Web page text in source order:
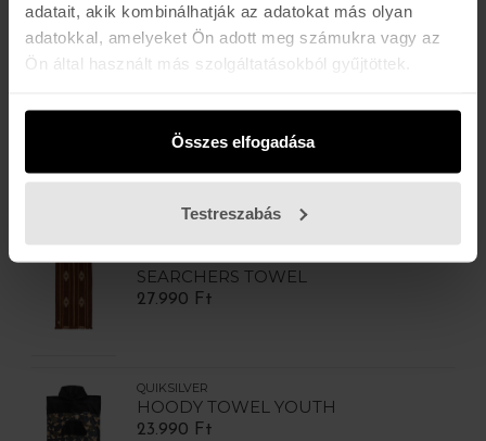
adatait, akik kombinálhatják az adatokat más olyan
adatokkal, amelyeket Ön adott meg számukra vagy az
Ön által használt más szolgáltatásokból gyűjtöttek.
Összes elfogadása
Testreszabás
MIXED HOODED TOWEL
15.990 Ft
PREMIUM SURF TOWEL
23.990 Ft
SEARCHERS TOWEL
27.990 Ft
QUIKSILVER
HOODY TOWEL YOUTH
23.990 Ft